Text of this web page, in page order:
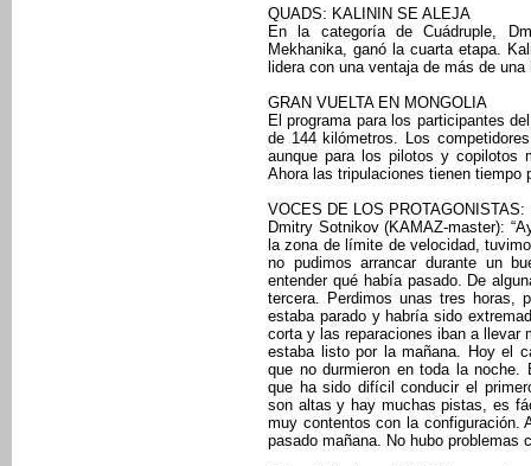
QUADS: KALININ SE ALEJA
En la categoría de Cuádruple,
Mekhanika, ganó la cuarta etapa.
lidera con una ventaja de más de una
GRAN VUELTA EN MONGOLIA
El programa para los participantes
de 144 kilómetros. Los
aunque para los pilotos y copilotos
Ahora las tripulaciones tienen tiempo
VOCES DE LOS PROTAGONISTAS:
Dmitry Sotnikov (KAMAZ-master):
la zona de límite de velocidad,
no pudimos arrancar durante un
entender qué había pasado. De
tercera. Perdimos unas tres horas,
estaba parado y habría sido
corta y las reparaciones iban a llevar
estaba listo por la mañana. Hoy el
que no durmieron en toda la
que ha sido difícil conducir el
son altas y hay muchas pistas, es
muy contentos con la configuración.
pasado mañana. No hubo problemas